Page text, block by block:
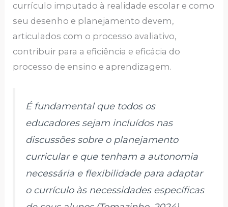
currículo imputado à realidade escolar e como
seu desenho e planejamento devem,
articulados com o processo avaliativo,
contribuir para a eficiência e eficácia do
processo de ensino e aprendizagem.
É fundamental que todos os
educadores sejam incluídos nas
discussões sobre o planejamento
curricular e que tenham a autonomia
necessária e flexibilidade para adaptar
o currículo às necessidades específicas